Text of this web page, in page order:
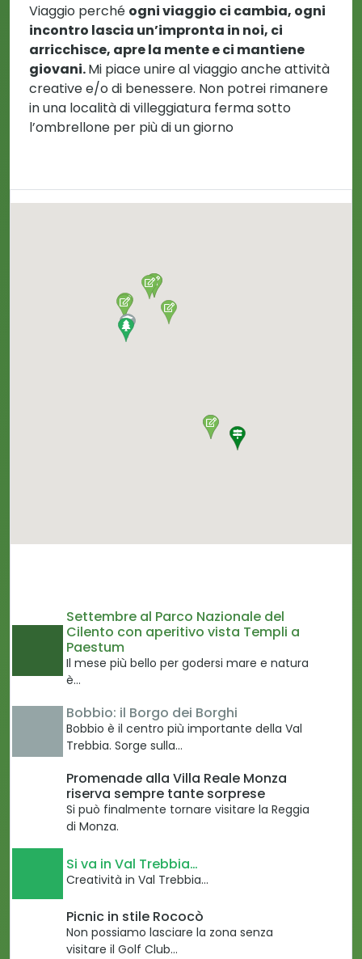
Viaggio perché ogni viaggio ci cambia, ogni
incontro lascia un’impronta in noi, ci
arricchisce, apre la mente e ci mantiene
giovani.Mi piace unire al viaggio anche attività
creative e/o di benessere. Non potrei rimanere
in una località di villeggiatura ferma sotto
l’ombrellone per più di un giorno
Settembre al Parco Nazionale del
Cilento con aperitivo vista Templi a
Paestum
Il mese più bello per godersi mare e natura
è…
Bobbio: il Borgo dei Borghi
Bobbio è il centro più importante della Val
Trebbia. Sorge sulla…
Promenade alla Villa Reale Monza
riserva sempre tante sorprese
Si può finalmente tornare visitare la Reggia
di Monza.
Si va in Val Trebbia…
Creatività in Val Trebbia...
Picnic in stile Rococò
Non possiamo lasciare la zona senza
visitare il Golf Club…